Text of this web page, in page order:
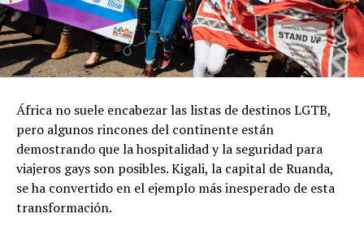
África no suele encabezar las listas de destinos LGTB,
pero algunos rincones del continente están
demostrando que la hospitalidad y la seguridad para
viajeros gays son posibles. Kigali, la capital de Ruanda,
se ha convertido en el ejemplo más inesperado de esta
transformación.